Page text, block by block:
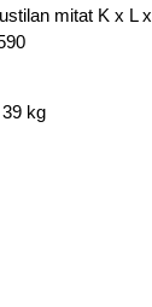
mitat K x L
kg